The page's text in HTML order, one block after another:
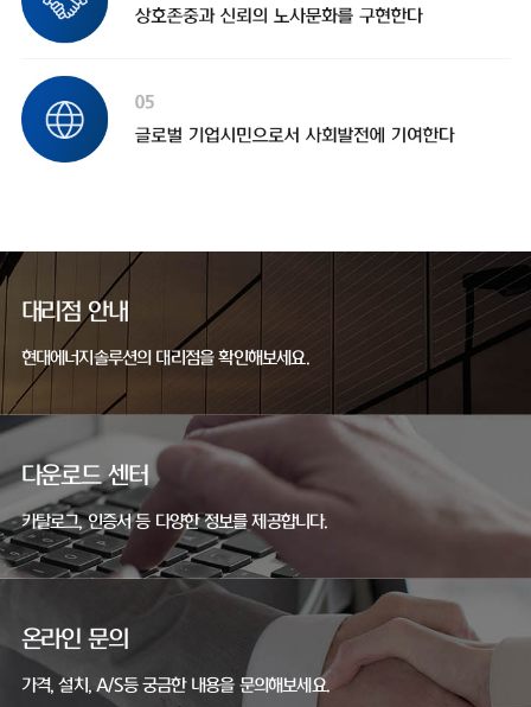
대리점 안내
현대에너지솔루션의 대리점을 확인해보세요.
다운로드 센터
카탈로그, 인증서 등 다양한 정보를 제공합니다.
온라인 문의
가격, 설치, A/S등 궁금한 내용을 문의해보세요.